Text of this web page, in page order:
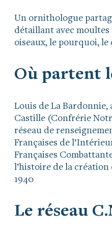
Un ornithologue
détaillant avec moultes
oiseaux, le pourquoi, le
Où partent
Louis de La Bardonnie,
Castille (Confrérie
réseau de
Françaises de
Françaises
l’histoire de la création
1940
Le réseau